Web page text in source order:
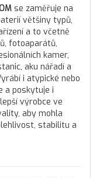
se zaměřuje na
většiny typů,
a to včetně
fotoaparátů,
kamer,
aku nářadí a
i atypické nebo
a poskytuje i
výrobce ve
aby mohla
stabilitu a